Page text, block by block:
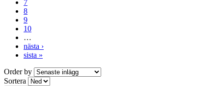
7
8
9
10
…
nästa ›
sista »
Order by
Sortera